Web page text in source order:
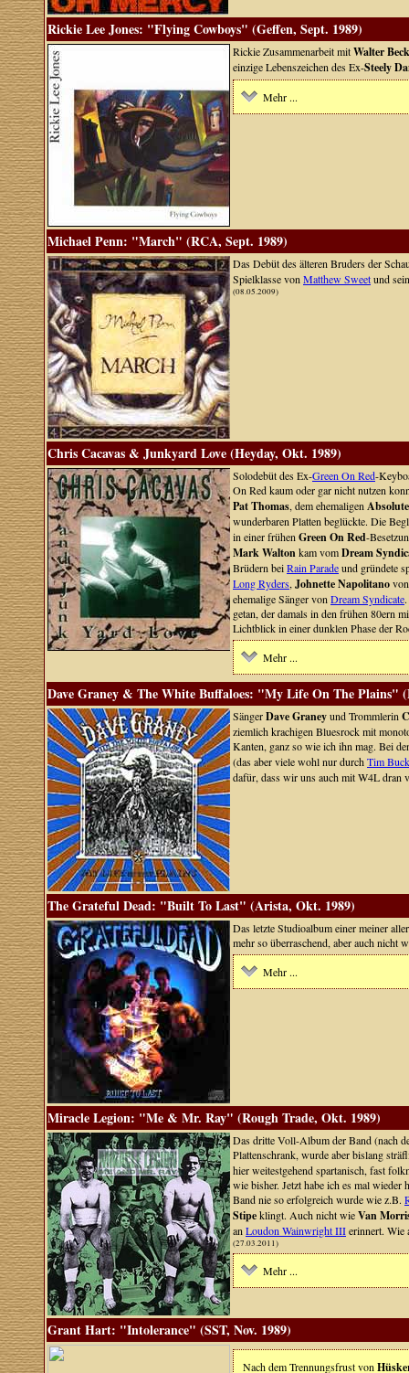
Rickie Lee Jones: "Flying Cowboys" (Geffen, Sept. 1989)
Rickie Zusammenarbeit mitWalter
einzige Lebenszeichen des Ex-Steely
Mehr ...
Michael Penn: "March" (RCA, Sept. 1989)
Das Debüt des älteren Bruders der
Spielklasse von Matthew Sweetund
(08.05.2009)
Chris Cacavas & Junkyard Love (Heyday, Okt. 1989)
Solodebüt des Ex-Green On Red-
On Red kaum oder gar nicht nutzen
Pat Thomas, dem ehemaligen
wunderbaren Platten beglückte. Die
in einer frühen Green On Red-
Mark Waltonkam vomDream
Brüdern beiRain Paradeund gründete
Long Ryders, Johnette Napolitano
ehemalige Sänger von Dream Syndicate
getan, der damals in den frühen 80ern
Lichtblick in einer dunklen Phase der
Mehr ...
Dave Graney & The White Buffaloes: "My Life On The Plains"
SängerDave Graneyund Trommlerin
ziemlich krachigen Bluesrock mit
Kanten, ganz so wie ich ihn mag. Bei
(das aber viele wohl nur durchTim
dafür, dass wir uns auch mit W4L
The Grateful Dead: "Built To Last" (Arista, Okt. 1989)
Das letzte Studioalbum einer meiner
mehr so überraschend, aber auch nicht
Mehr ...
Miracle Legion: "Me & Mr. Ray" (Rough Trade, Okt. 1989)
Das dritte Voll-Album der Band (nach
Plattenschrank, wurde aber bislang
hier weitestgehend spartanisch, fast
wie bisher. Jetzt habe ich es mal
Band nie so erfolgreich wurde wie z.B.
Stipeklingt. Auch nicht wieVan
an Loudon Wainwright IIIerinnert. Wie
(27.03.2011)
Mehr ...
Grant Hart: "Intolerance" (SST, Nov. 1989)
Nach dem Trennungsfrust von